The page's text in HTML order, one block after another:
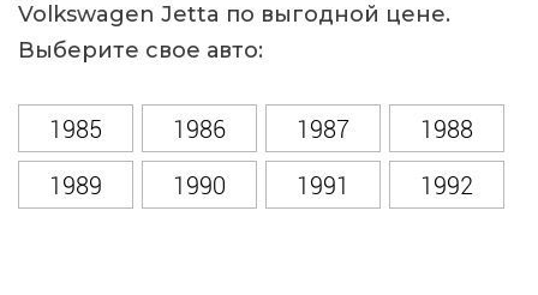
Volkswagen Jetta по выгодной цене.
Выберите свое авто:
1985 1986 1987
1988
1989
1990 1991
1992